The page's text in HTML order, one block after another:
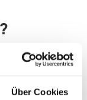
Über Cookies
Scanner muss
vonenander
2D-Scanner